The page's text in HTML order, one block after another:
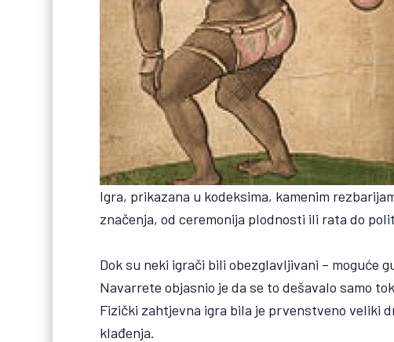
Igra, prikazana u kodeksima, kamenim
značenja, od ceremonija plodnosti ili rata do
Dok su neki igrači bili obezglavljivani – moguće
Navarrete objasnio je da se to dešavalo samo
Fizički zahtjevna igra bila je prvenstveno veliki
klađenja.